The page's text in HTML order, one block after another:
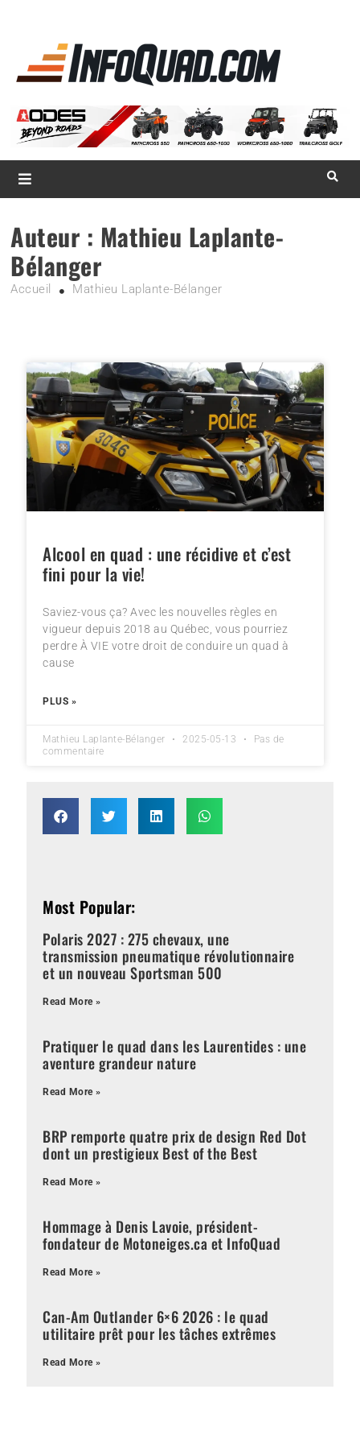
Magazine InfoQuad.com
Auteur : Mathieu Laplante-
Bélanger
Accueil Mathieu Laplante-Bélanger
Alcool en quad : une récidive et c’est
fini pour la vie!
Saviez-vous ça? Avec les nouvelles règles en
vigueur depuis 2018 au Québec, vous pourriez
perdre À VIE votre droit de conduire un quad à
cause
PLUS »
Mathieu Laplante-Bélanger 2025-05-13
Pas de
commentaire
Most Popular:
Polaris 2027 : 275 chevaux, une
transmission pneumatique révolutionnaire
et un nouveau Sportsman 500
Read More »
Pratiquer le quad dans les Laurentides : une
aventure grandeur nature
Read More »
BRP remporte quatre prix de design Red Dot
dont un prestigieux Best of the Best
Read More »
Hommage à Denis Lavoie, président-
fondateur de Motoneiges.ca et InfoQuad
Read More »
Can-Am Outlander 6×6 2026 : le quad
utilitaire prêt pour les tâches extrêmes
Read More »